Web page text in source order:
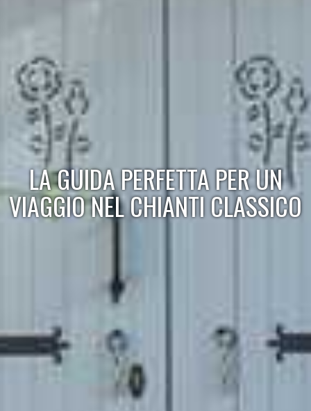
LA GUIDA PERFETTA PER UN
VIAGGIO NEL CHIANTI CLASSICO